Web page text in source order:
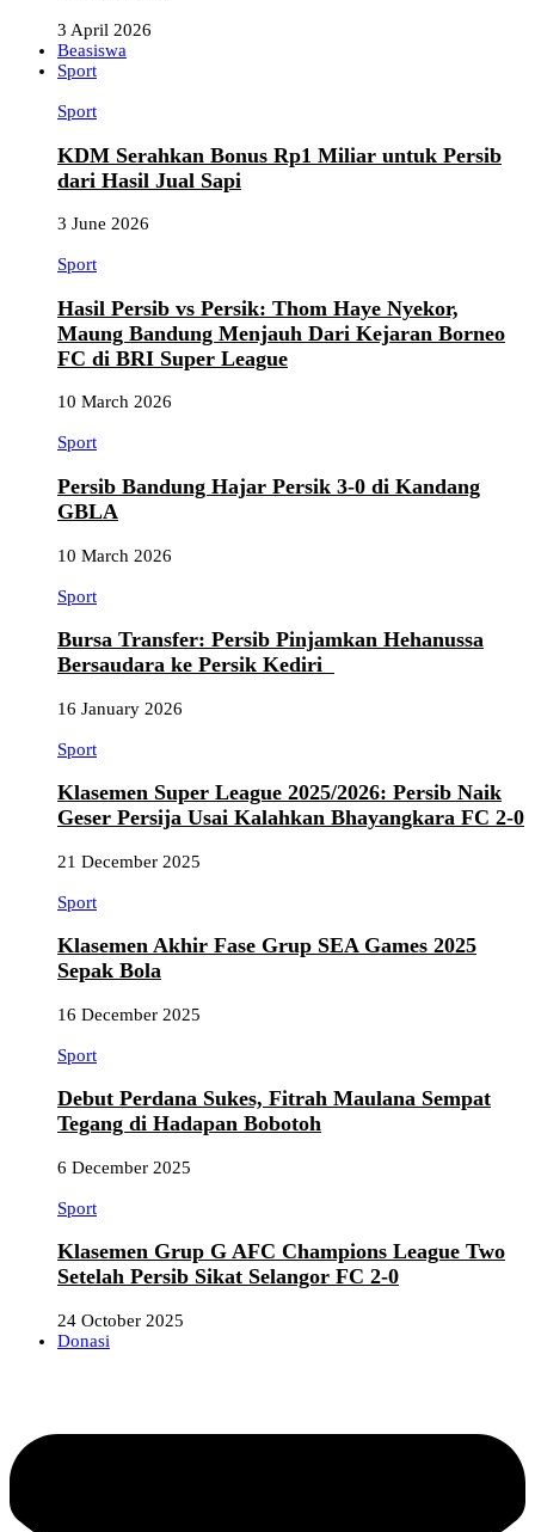
3 April 2026
Beasiswa
Sport
Sport
KDM Serahkan Bonus Rp1 Miliar untuk Persib
dari Hasil Jual Sapi
3 June 2026
Sport
Hasil Persib vs Persik: Thom Haye Nyekor,
Maung Bandung Menjauh Dari Kejaran Borneo
FC di BRI Super League
10 March 2026
Sport
Persib Bandung Hajar Persik 3-0 di Kandang
GBLA
10 March 2026
Sport
Bursa Transfer: Persib Pinjamkan Hehanussa
Bersaudara ke Persik Kediri
16 January 2026
Sport
Klasemen Super League 2025/2026: Persib Naik
Geser Persija Usai Kalahkan Bhayangkara FC 2-0
21 December 2025
Sport
Klasemen Akhir Fase Grup SEA Games 2025
Sepak Bola
16 December 2025
Sport
Debut Perdana Sukes, Fitrah Maulana Sempat
Tegang di Hadapan Bobotoh
6 December 2025
Sport
Klasemen Grup G AFC Champions League Two
Setelah Persib Sikat Selangor FC 2-0
24 October 2025
Donasi